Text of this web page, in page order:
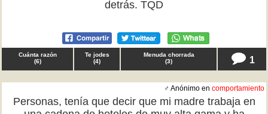
detrás. TQD
Cuánta razón
(6)
Te jodes
(4)
Menuda chorrada
(3) 1
♂ Anónimo en comportamiento
Personas, tenía que decir que mi madre trabaja en